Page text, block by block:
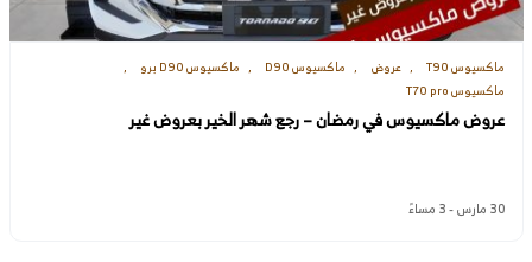
ماكسيوس T90 عروض ماكسيوس D90
ماكسيوس D90 برو
ماكسيوس T70 pro
عروض ماكسيوس في رمضان – رجع شهر الخير بعروض غير
30 مارس - 3 مساءً